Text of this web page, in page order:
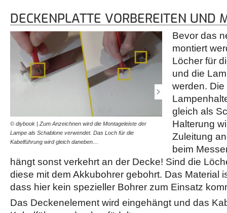
DECKENPLATTE VORBEREITEN UND
© diybook | Zum Anzeichnen wird die Montageleiste der
Lampe als Schablone verwendet. Das Loch für die
Kabelführung wird gleich daneben…
© diybook | Um die
Bohrer verwendet. Das
geringer Festigkeit.
Bevor das
montiert
Löcher für
und die
werden.
gleich als
Halterung
Zuleitung
beim
hängt sonst verkehrt an der Decke! Sind die
diese mit dem Akkubohrer gebohrt. Das Material
dass hier kein spezieller Bohrer zum Einsatz
Das Deckenelement wird eingehängt und das